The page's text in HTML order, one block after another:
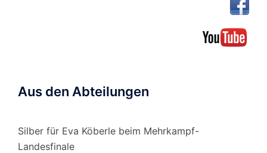
Aus den Abteilungen
Silber für Eva Köberle beim Mehrkampf-
Landesfinale